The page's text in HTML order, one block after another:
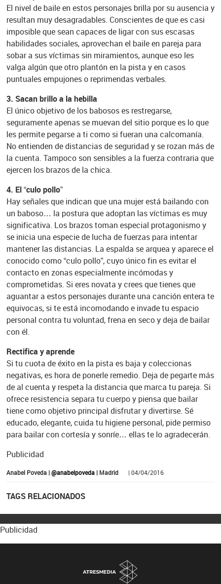
El nivel de baile en estos personajes brilla por su ausencia y
resultan muy desagradables. Conscientes de que es casi
imposible que sean capaces de ligar con sus escasas
habilidades sociales, aprovechan el baile en pareja para
sobar a sus víctimas sin miramientos, aunque eso les
valga algún que otro plantón en la pista y en casos
puntuales empujones o reprimendas verbales.
3. Sacan brillo a la hebilla
El único objetivo de los babosos es restregarse,
seguramente apenas se muevan del sitio porque es lo que
les permite pegarse a ti como si fueran una calcomanía.
No entienden de distancias de seguridad y se rozan más de
la cuenta. Tampoco son sensibles a la fuerza contraria que
ejercen los brazos de la chica.
4. El “culo pollo”
Hay señales que indican que una mujer está bailando con
un baboso… la postura que adoptan las víctimas es muy
significativa. Los brazos toman especial protagonismo y
se inicia una especie de lucha de fuerzas para intentar
mantener las distancias. La espalda se arquea y aparece el
conocido como “culo pollo”, cuyo único fin es evitar el
contacto en zonas especialmente incómodas y
comprometidas. Si eres novata y crees que tienes que
aguantar a estos personajes durante una canción entera te
equivocas, si te está incomodando e invade tu espacio
personal contra tu voluntad, frena en seco y deja de bailar
con él.
Rectifica y aprende
Si tu cuota de éxito en la pista es baja y coleccionas
negativas, es hora de ponerle remedio. Deja de pegarte más
de al cuenta y respeta la distancia que marca tu pareja. Si
ofrece resistencia separa tu cuerpo y piensa que bailar
tiene como objetivo principal disfrutar y divertirse. Sé
educado, elegante, cuida tu higiene personal, pide permiso
para bailar con cortesía y sonríe… ellas te lo agradecerán.
Publicidad
Anabel Poveda |@anabelpoveda| Madrid | 04/04/2016
TAGS RELACIONADOS
Publicidad